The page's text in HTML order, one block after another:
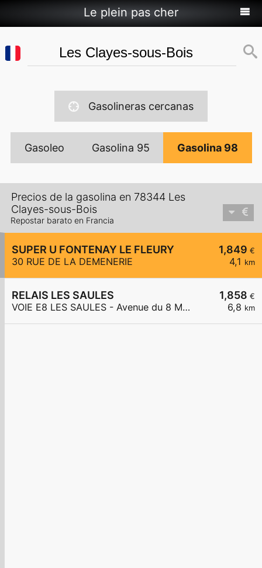
Le plein pas cher
Gasolineras cercanas
Gasoleo Gasolina 95 Gasolina 98
Precios de la gasolina en 78344 Les
Clayes-sous-Bois
Repostar barato en Francia
1,849 €
4,1 km
SUPER U FONTENAY LE FLEURY
30 RUE DE LA DEMENERIE
1,858 €
6,8 km
RELAIS LES SAULES
VOIE E8 LES SAULES - Avenue du 8 Mai 1945